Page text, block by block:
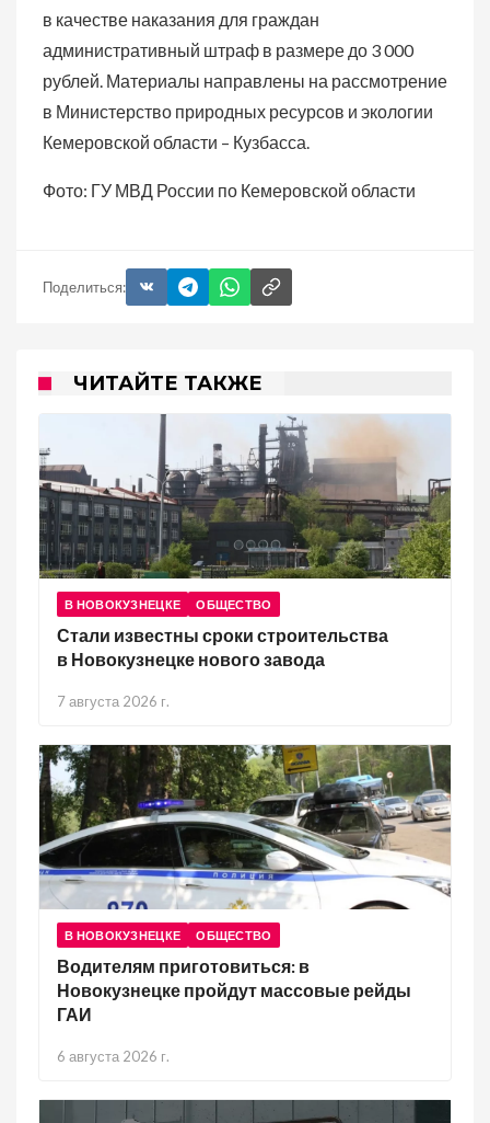
в качестве наказания для граждан
административный штраф в размере до 3 000
рублей. Материалы направлены на рассмотрение
в Министерство природных ресурсов и экологии
Кемеровской области – Кузбасса.
Фото: ГУ МВД России по Кемеровской области
Поделиться:
ЧИТАЙТЕ ТАКЖЕ
В НОВОКУЗНЕЦКЕ ОБЩЕСТВО
Стали известны сроки строительства
в Новокузнецке нового завода
7 августа 2026 г.
В НОВОКУЗНЕЦКЕ ОБЩЕСТВО
Водителям приготовиться: в
Новокузнецке пройдут массовые рейды
ГАИ
6 августа 2026 г.